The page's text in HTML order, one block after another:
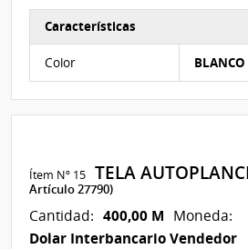
Características del Ítem Nº 7
Características
Color BLANCO
Ítem Nº 15 TELA
Artículo 27790)
Cantidad: 400,00 M Moneda:
Dolar Interbancario Vendedor